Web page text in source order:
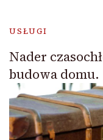
USŁUGI
Nader
budowa domu.